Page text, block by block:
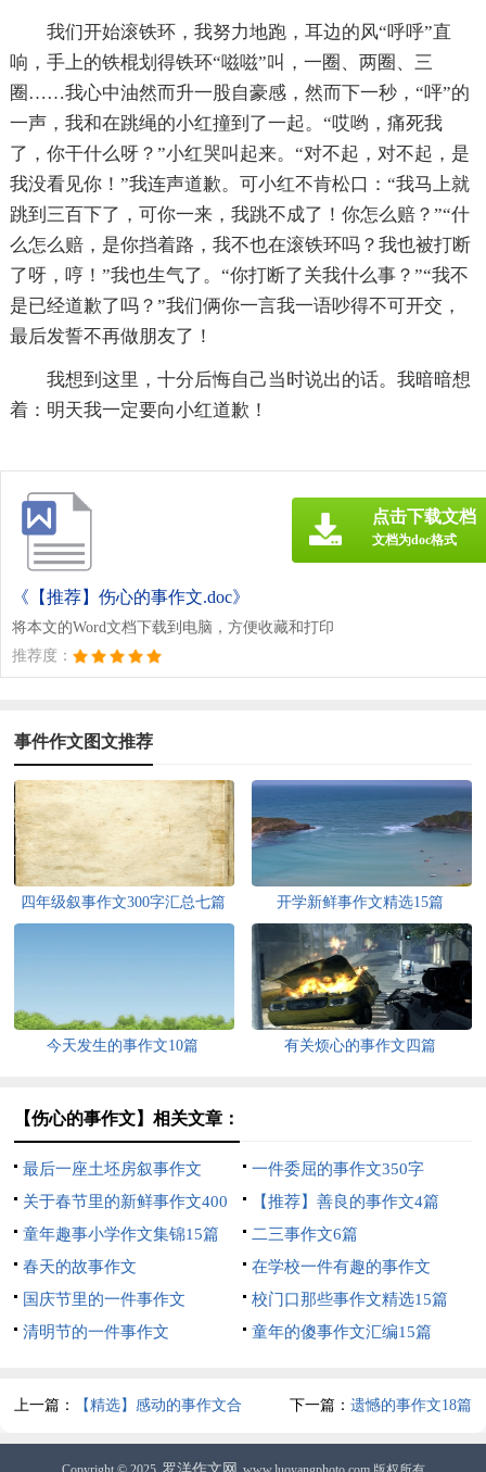
我们开始滚铁环，我努力地跑，耳边的风“呼呼”直
响，手上的铁棍划得铁环“嗞嗞”叫，一圈、两圈、三
圈……我心中油然而升一股自豪感，然而下一秒，“呯”的
一声，我和在跳绳的小红撞到了一起。“哎哟，痛死我
了，你干什么呀？”小红哭叫起来。“对不起，对不起，是
我没看见你！”我连声道歉。可小红不肯松口：“我马上就
跳到三百下了，可你一来，我跳不成了！你怎么赔？”“什
么怎么赔，是你挡着路，我不也在滚铁环吗？我也被打断
了呀，哼！”我也生气了。“你打断了关我什么事？”“我不
是已经道歉了吗？”我们俩你一言我一语吵得不可开交，
最后发誓不再做朋友了！
我想到这里，十分后悔自己当时说出的话。我暗暗想
着：明天我一定要向小红道歉！
《【推荐】伤心的事作文.doc》
将本文的Word文档下载到电脑，方便收藏和打印
推荐度：
点击下载文档
文档为doc格式
事件作文图文推荐
四年级叙事作文300字汇总七篇 开学新鲜事作文精选15篇
今天发生的事作文10篇 有关烦心的事作文四篇
【伤心的事作文】相关文章：
最后一座土坯房叙事作文
一件委屈的事作文350字
关于春节里的新鲜事作文400
字汇编10篇
【推荐】善良的事作文4篇
童年趣事小学作文集锦15篇
二三事作文6篇
春天的故事作文
在学校一件有趣的事作文
国庆节里的一件事作文
校门口那些事作文精选15篇
清明节的一件事作文
童年的傻事作文汇编15篇
上一篇： 【精选】感动的事作文合
集10篇
下一篇： 遗憾的事作文18篇